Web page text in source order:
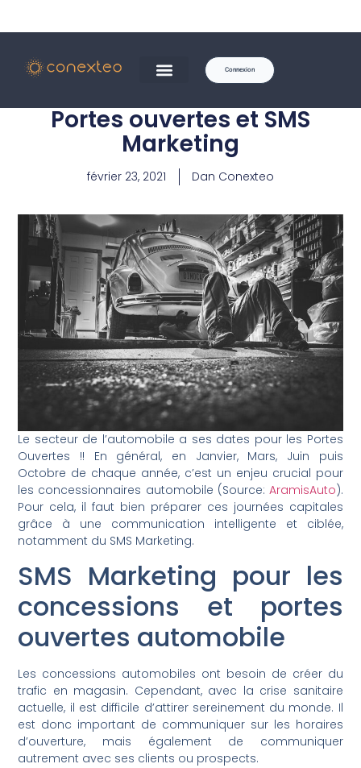
Connexion
Portes ouvertes et SMS
Marketing
février 23, 2021 Dan Conexteo
Le secteur de l’automobile a ses dates pour les Portes
Ouvertes !! En général, en Janvier, Mars, Juin puis
Octobre de chaque année, c’est un enjeu crucial pour
les concessionnaires automobile (Source: AramisAuto).
Pour cela, il faut bien préparer ces journées capitales
grâce à une communication intelligente et ciblée,
notamment du SMS Marketing.
SMS Marketing pour les
concessions et portes
ouvertes automobile
Les concessions automobiles ont besoin de créer du
trafic en magasin. Cependant, avec la crise sanitaire
actuelle, il est difficile d’attirer sereinement du monde. Il
est donc important de communiquer sur les horaires
d’ouverture, mais également de communiquer
autrement avec ses clients ou prospects.